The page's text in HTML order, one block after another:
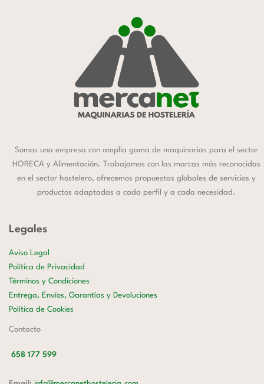
Somos una empresa con amplia gama de maquinarias para el sector
HORECA y Alimentación. Trabajamos con las marcas más reconocidas
en el sector hostelero, ofrecemos propuestas globales de servicios y
productos adaptadas a cada perfil y a cada necesidad.
Legales
Aviso Legal
Política de Privacidad
Términos y Condiciones
Entrega, Envíos, Garantías y Devoluciones
Política de Cookies
Contacto
658 177 599